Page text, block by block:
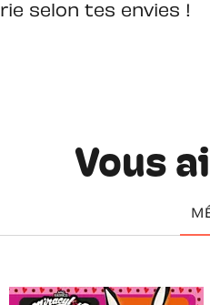
selon tes envies !
Vous